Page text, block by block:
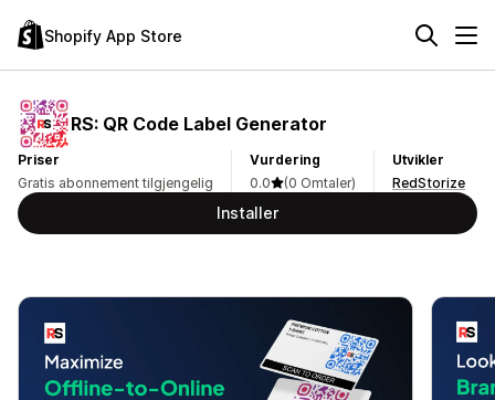
Shopify App Store
RS: QR Code Label Generator
Priser
Gratis abonnement tilgjengelig
Vurdering
0.0
(0 Omtaler)
Utvikler
RedStorize
Installer